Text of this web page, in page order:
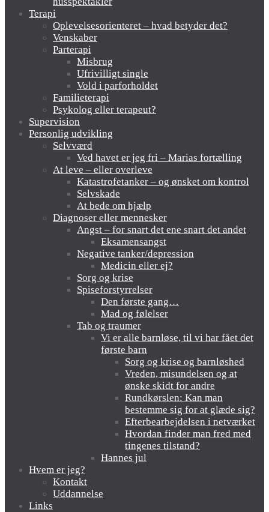
Terapi
Oplevelsesorienteret – hvad betyder det?
Venskaber
Parterapi
Misbrug
Ufrivilligt single
Vold i parforholdet
Familieterapi
Psykolog eller terapeut?
Supervision
Personlig udvikling
Selvværd
Ved havet er jeg fri – Marias fortælling
At leve – eller overleve
Katastrofetanker – og ønsket om kontrol
Selvskade
At bede om hjælp
Diagnoser eller mennesker
Angst – for snart det ene snart det andet
Eksamensangst
Negative tanker/depression
Medicin eller ej?
Sorg og krise
Spiseforstyrrelser
Den første gang…
Mad og følelser
Tab og traumer
Vi er alle barnløse, til vi har fået det
første barn
Sorg og krise og barnløshed
Vreden, misundelsen og at
ønske skidt for andre
Rundkørslen: Kan man
bestemme sig for at glæde sig?
Efterbearbejdelsen i netværket
Hvordan finder man fred med
tingenes tilstand?
Hannes jul
Hvem er jeg?
Kontakt
Uddannelse
Links